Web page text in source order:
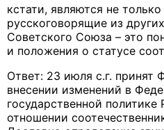
кстати, являются не
русскоговорящие из
Советского Союза – это
и положения о статусе
Ответ: 23 июля с.г. принят
внесении изменений в
государственной
отношении